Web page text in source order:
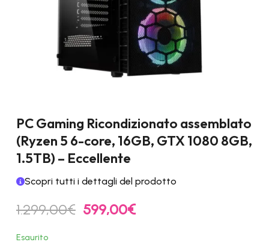
PC Gaming Ricondizionato assemblato
(Ryzen 5 6-core, 16GB, GTX 1080 8GB,
1.5TB) – Eccellente
Scopri tutti i dettagli del prodotto
1.299,00€ Il
prezzo
599,00€Il
Esaurito